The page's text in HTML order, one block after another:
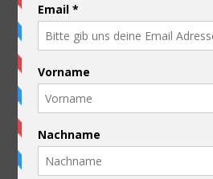
Allgemein
Ausrüstung
Australien
Belgien
China
Deutschland
Frankreich
Kasachstan
Laos
Neuseeland